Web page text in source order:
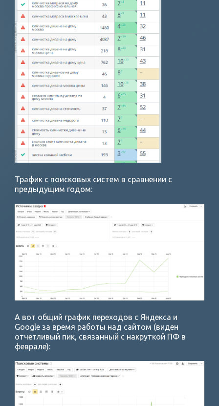
Трафик с поисковых систем в сравнении с
предыдущим годом:
А вот общий график переходов с Яндекса и
Google за время работы над сайтом (виден
отчетливый пик, связанный с накруткой ПФ в
феврале):